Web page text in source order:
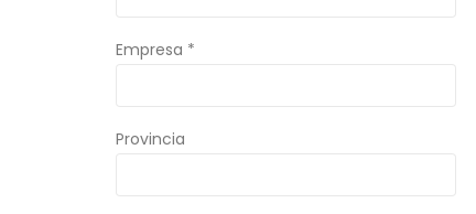
Empresa *
Provincia